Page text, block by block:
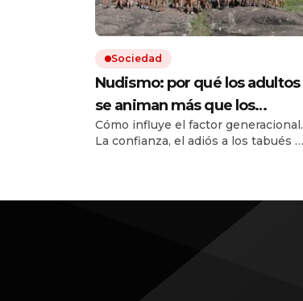
Sociedad
Nudismo: por qué los adultos
se animan más que los
jóvenes
Cómo influye el factor generacional.
La confianza, el adiós a los tabués y